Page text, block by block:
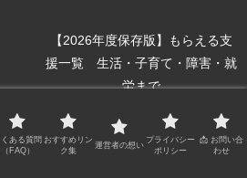
【2026年度保存版】もらえる支
援一覧 生活・子育て・障害・就
労まで
よくある質問（FAQ）
運営者の想い
くある質問
（FAQ）
おすすめリン
ク集
運営者の想い
プライバシー
ポリシー
📩 お問い合
わせ